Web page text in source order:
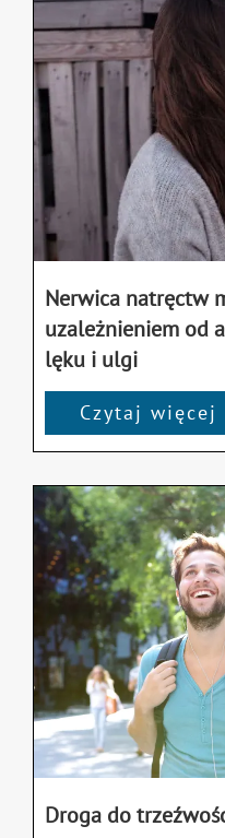
Nerwica natręctw
uzależnieniem od
lęku i ulgi
Czytaj więcej
Droga do